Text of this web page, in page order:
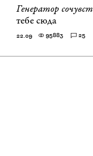
Генератор
тебе сюда
22.09 95883 25